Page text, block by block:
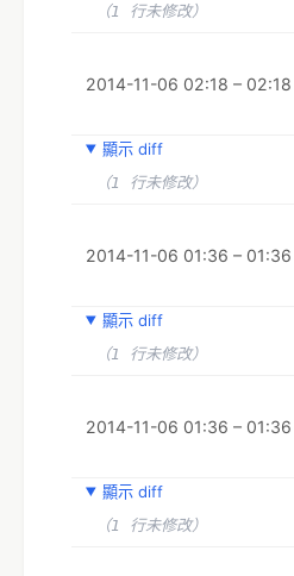
（1 行未修改）
2014-11-06 02:18 – 02:18
顯示 diff
（1 行未修改）
2014-11-06 01:36 – 01:36
顯示 diff
（1 行未修改）
2014-11-06 01:36 – 01:36
顯示 diff
（1 行未修改）